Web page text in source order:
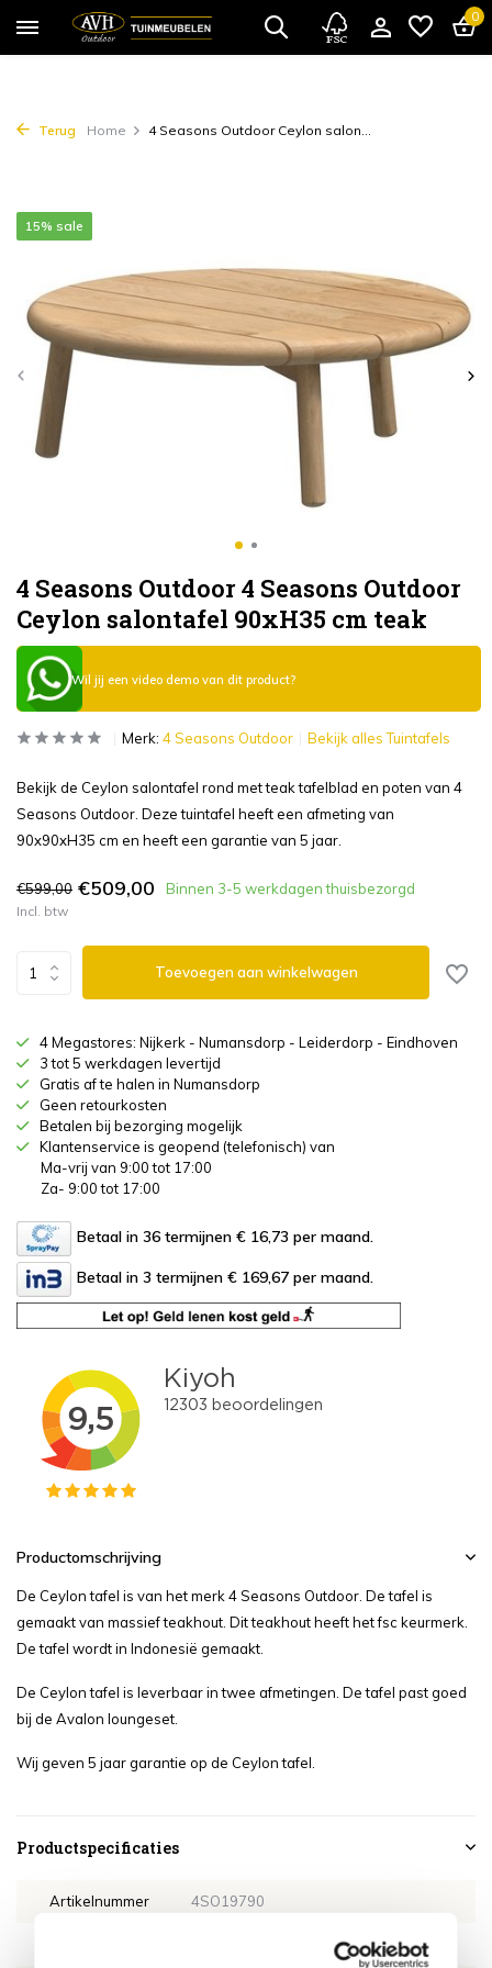
0
Terug Home 4 Seasons Outdoor Ceylon salon...
4 Seasons Outdoor 4 Seasons Outdoor
Ceylon salontafel 90xH35 cm teak
15% sale
Wil jij een video demo van dit product?
Merk: 4 Seasons Outdoor Bekijk alles Tuintafels
Bekijk de Ceylon salontafel rond met teak tafelblad en poten van 4
Seasons Outdoor. Deze tuintafel heeft een afmeting van
90x90xH35 cm en heeft een garantie van 5 jaar.
€599,00 €509,00 Binnen 3-5 werkdagen thuisbezorgd
Incl. btw
Toevoegen aan winkelwagen
4 Megastores: Nijkerk - Numansdorp - Leiderdorp - Eindhoven
3 tot 5 werkdagen levertijd
Gratis af te halen in Numansdorp
Geen retourkosten
Betalen bij bezorging mogelijk
Klantenservice is geopend (telefonisch) van
Ma-vrij van 9:00 tot 17:00
Za- 9:00 tot 17:00
Betaal in 36 termijnen € 16,73 per maand.
Betaal in 3 termijnen € 169,67 per maand.
Productomschrijving
De Ceylon tafel is van het merk 4 Seasons Outdoor. De tafel is
gemaakt van massief teakhout. Dit teakhout heeft het fsc keurmerk.
De tafel wordt in Indonesië gemaakt.
De Ceylon tafel is leverbaar in twee afmetingen. De tafel past goed
bij de Avalon loungeset.
Wij geven 5 jaar garantie op de Ceylon tafel.
Productspecificaties
Artikelnummer 4SO19790